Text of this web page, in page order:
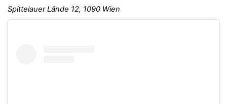
Spittelauer Lände 12, 1090 Wien